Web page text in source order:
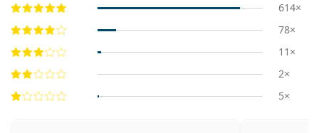
614×
78×
11×
2×
5×